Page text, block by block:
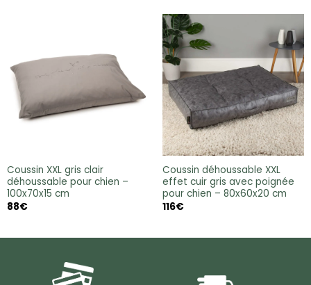
Coussin XXL gris clair
déhoussable pour chien –
100x70x15 cm
88€
Coussin déhoussable XXL
effet cuir gris avec poignée
pour chien – 80x60x20 cm
116€